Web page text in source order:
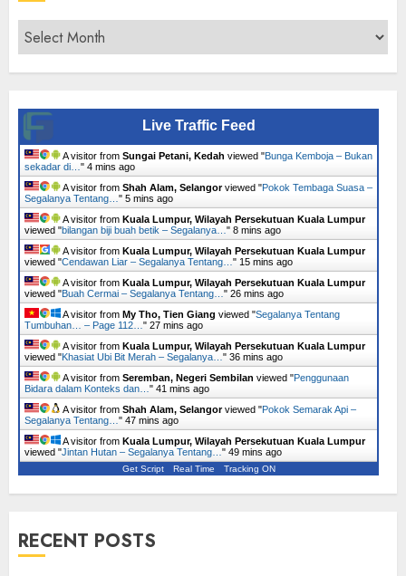
Archives
Live Traffic Feed
A visitor from Sungai Petani, Kedah viewed "Bunga Kemboja – Bukan
sekadar di… " 4 mins ago
A visitor from Shah Alam, Selangorviewed "Pokok Tembaga Suasa –
Segalanya Tentang… " 5 mins ago
A visitor from Kuala Lumpur, Wilayah Persekutuan Kuala Lumpur
viewed "bilangan biji buah betik – Segalanya… " 8 mins ago
A visitor from Kuala Lumpur, Wilayah Persekutuan Kuala Lumpur
viewed "Cendawan Liar – Segalanya Tentang… " 15 mins ago
A visitor from Kuala Lumpur, Wilayah Persekutuan Kuala Lumpur
viewed "Buah Cermai – Segalanya Tentang… " 26 mins ago
A visitor from My Tho, Tien Giang viewed "Segalanya Tentang
Tumbuhan… – Page 112… " 27 mins ago
A visitor from Kuala Lumpur, Wilayah Persekutuan Kuala Lumpur
viewed "Khasiat Ubi Bit Merah – Segalanya… " 36 mins ago
A visitor from Seremban, Negeri Sembilan viewed "Penggunaan
Bidara dalam Konteks dan… " 41 mins ago
A visitor from Shah Alam, Selangorviewed "Pokok Semarak Api –
Segalanya Tentang… " 47 mins ago
A visitor from Kuala Lumpur, Wilayah Persekutuan Kuala Lumpur
viewed "Jintan Hutan – Segalanya Tentang… " 49 mins ago
Get Script Real Time Tracking ON
RECENT POSTS